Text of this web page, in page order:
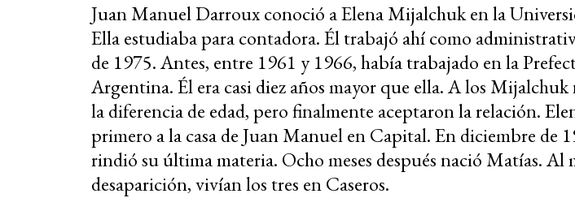
Juan Manuel Darroux conoció a Elena Mijalchuk en la
Ella estudiaba para contadora. Él trabajó ahí como
de 1975. Antes, entre 1961 y 1966, había trabajado en la
Argentina. Él era casi diez años mayor que ella. A los Mijalchuk
la diferencia de edad, pero finalmente aceptaron la relación.
primero a la casa de Juan Manuel en Capital. En diciembre de
rindió su última materia. Ocho meses después nació Matías. Al
desaparición, vivían los tres en Caseros.